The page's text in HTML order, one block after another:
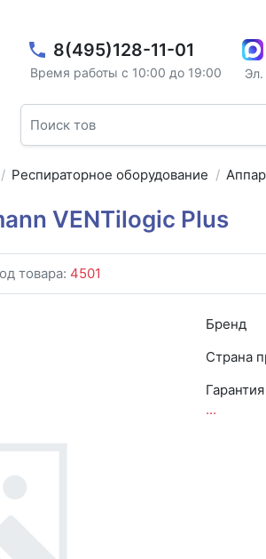
8(495)128-11-01
Время работы с 10:00 до 19:00 Эл.
Респираторное оборудование
VENTilogic Plus
товара: 4501
Бренд
Страна
Гарантия
...